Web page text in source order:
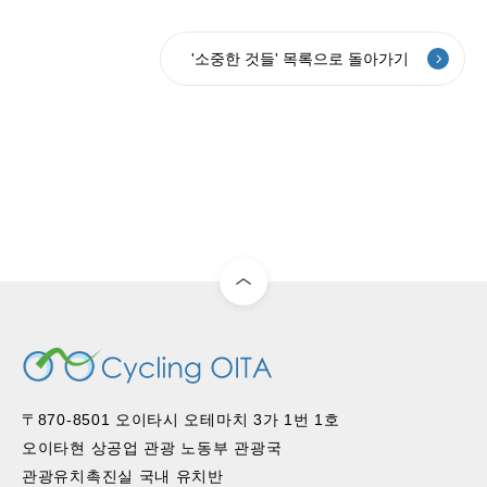
'소중한 것들' 목록으로 돌아가기
〒870-8501 오이타시 오테마치 3가 1번 1호
오이타현 상공업 관광 노동부 관광국
관광유치촉진실 국내 유치반